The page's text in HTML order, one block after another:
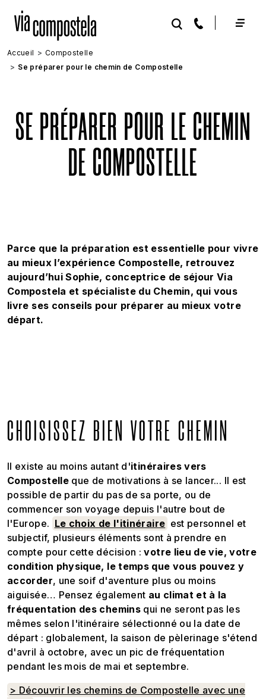
Accueil
Compostelle
Se préparer pour le chemin de Compostelle
SE PRÉPARER POUR LE CHEMIN
DE COMPOSTELLE
Parce que la préparation est essentielle pour vivre
au mieux l’expérience Compostelle, retrouvez
aujourd’hui Sophie, conceptrice de séjour Via
Compostela et spécialiste du Chemin, qui vous
livre ses conseils pour préparer au mieux votre
départ.
CHOISISSEZ BIEN VOTRE CHEMIN
Il existe au moins autant d'itinéraires vers
Compostelle que de motivations à se lancer... Il est
possible de partir du pas de sa porte, ou de
commencer son voyage depuis l'autre bout de
l'Europe. Le choix de l'itinéraire est personnel et
subjectif, plusieurs éléments sont à prendre en
compte pour cette décision :votre lieu de vie, votre
condition physique, le temps que vous pouvez y
accorder, une soif d'aventure plus ou moins
aiguisée… Pensez également au climat et à la
fréquentation des chemins qui ne seront pas les
mêmes selon l'itinéraire sélectionné ou la date de
départ : globalement, la saison de pèlerinage s'étend
d'avril à octobre, avec un pic de fréquentation
pendant les mois de mai et septembre.
> Découvrir les chemins de Compostelle avec une